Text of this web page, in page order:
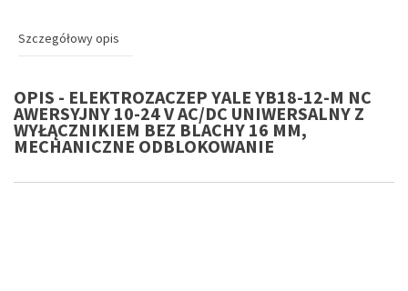
Szczegółowy opis
OPIS - ELEKTROZACZEP YALE YB18-12-M NC
AWERSYJNY 10-24 V AC/DC UNIWERSALNY Z
WYŁĄCZNIKIEM BEZ BLACHY 16 MM,
MECHANICZNE ODBLOKOWANIE